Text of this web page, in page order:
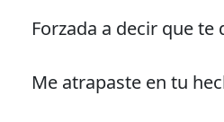
Forzada a decir que te
Me atrapaste en tu